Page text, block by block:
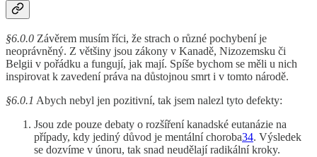
§6.0.0 Závěrem musím říci, že strach o různé pochybení je
neoprávněný. Z většiny jsou zákony v Kanadě, Nizozemsku či
Belgii v pořádku a fungují, jak mají. Spíše bychom se měli u nich
inspirovat k zavedení práva na důstojnou smrt i v tomto národě.
§6.0.1 Abych nebyl jen pozitivní, tak jsem nalezl tyto defekty:
Jsou zde pouze debaty o rozšíření kanadské eutanázie na
případy, kdy jediný důvod je mentální choroba34. Výsledek
se dozvíme v únoru, tak snad neudělají radikální kroky.